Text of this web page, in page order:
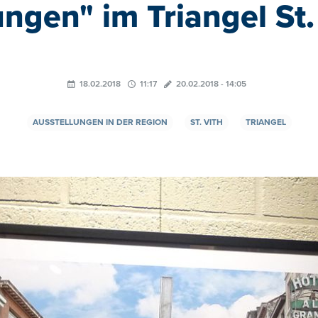
im Triangel
18.02.2018 11:17 20.02.2018 - 14:05
AUSSTELLUNGEN IN DER REGION ST. VITH TRIANGEL